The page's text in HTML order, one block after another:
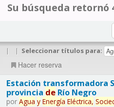
Su búsqueda retornó
| | Seleccionar títulos para:
Hacer reserva
Estación transformadora
provincia deRío Negro
por Agua y Energía Eléctrica,